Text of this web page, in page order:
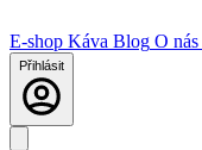
E-shop Káva Blog O nás
Přihlásit